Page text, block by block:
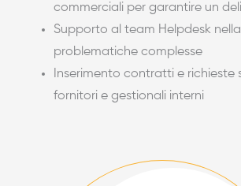
commerciali per garantire un
Supporto al team Helpdesk
problematiche complesse
Inserimento contratti e richieste
fornitori e gestionali interni